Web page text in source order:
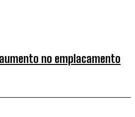
no emplacamento